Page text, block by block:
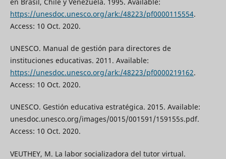
en Brasil, Chile y Venezuela. 1995. Available:
https://unesdoc.unesco.org/ark:/48223/pf0000115554.
Access: 10 Oct. 2020.
UNESCO. Manual de gestión para directores de
instituciones educativas. 2011. Available:
https://unesdoc.unesco.org/ark:/48223/pf0000219162.
Access: 10 Oct. 2020.
UNESCO. Gestión educativa estratégica. 2015. Available:
unesdoc.unesco.org/images/0015/001591/159155s.pdf.
Access: 10 Oct. 2020.
VEUTHEY, M. La labor socializadora del tutor virtual.